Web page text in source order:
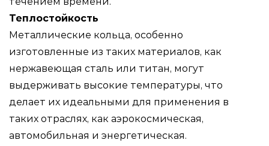
Теплостойкость
Металлические кольца, особенно
изготовленные из таких материалов, как
нержавеющая сталь или титан, могут
выдерживать высокие температуры, что
делает их идеальными для применения в
таких отраслях, как аэрокосмическая,
автомобильная и энергетическая.